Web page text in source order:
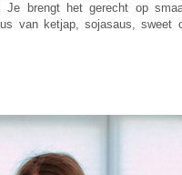
Je brengt het gerecht op
van ketjap, sojasaus, sweet